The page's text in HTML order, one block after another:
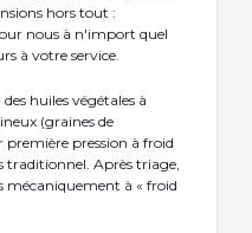
hors tout :
nous à n'import quel
à votre service.
huiles végétales à
(graines de
pression à froid
traditionnel. Après triage,
mécaniquement à « froid